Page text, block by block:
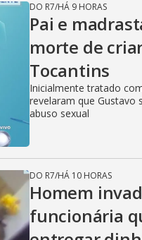
DO R7/HÁ 9 HORAS
Pai e
morte de
Tocantins
Inicialmente tratado
revelaram que Gustavo
abuso sexual
DO R7/HÁ 10 HORAS
Homem
funcionária